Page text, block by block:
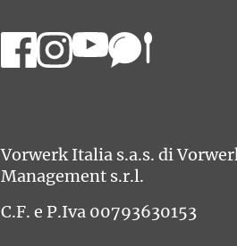
Vorwerk Italia s.a.s. di
Management s.r.l.
C.F. e P.Iva 00793630153